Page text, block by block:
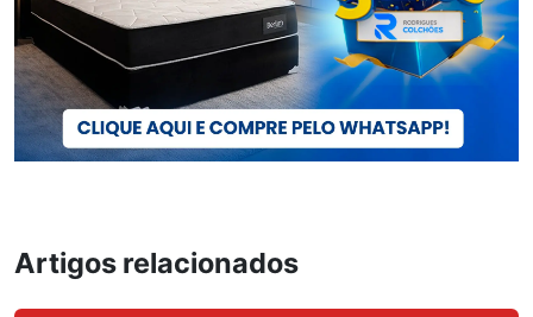
Artigos relacionados